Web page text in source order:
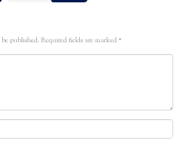
published. Required fields are marked*